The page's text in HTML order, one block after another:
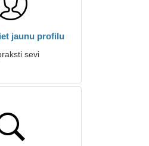
jaunu profilu
sevi